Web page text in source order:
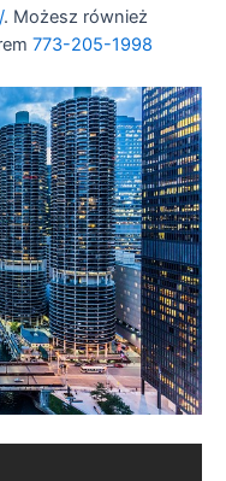
. Możesz również
773-205-1998